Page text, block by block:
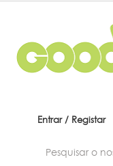
Entrar / Registar